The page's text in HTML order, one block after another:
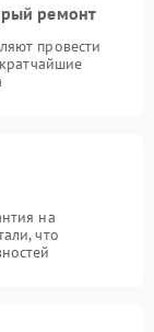
ремонт
провести
на
что